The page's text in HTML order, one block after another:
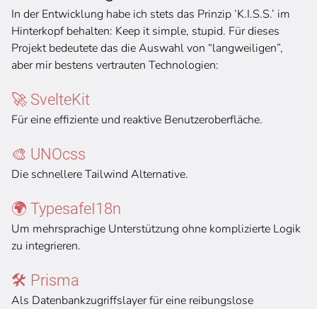
In der Entwicklung habe ich stets das Prinzip ‘K.I.S.S.’ im
Hinterkopf behalten: Keep it simple, stupid. Für dieses
Projekt bedeutete das die Auswahl von “langweiligen”,
aber mir bestens vertrauten Technologien:
🚀 SvelteKit
Für eine effiziente und reaktive Benutzeroberfläche.
🎨 UNOcss
Die schnellere Tailwind Alternative.
🌍 TypesafeI18n
Um mehrsprachige Unterstützung ohne komplizierte Logik
zu integrieren.
🛠️ Prisma
Als Datenbankzugriffslayer für eine reibungslose